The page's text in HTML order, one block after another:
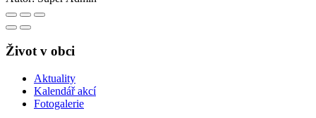
Život v obci
Aktuality
Kalendář akcí
Fotogalerie